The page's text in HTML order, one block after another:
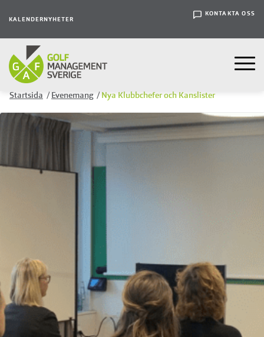
KALENDER NYHETER
KONTAKTA OSS
Startsida / Evenemang / Nya Klubbchefer och Kanslister